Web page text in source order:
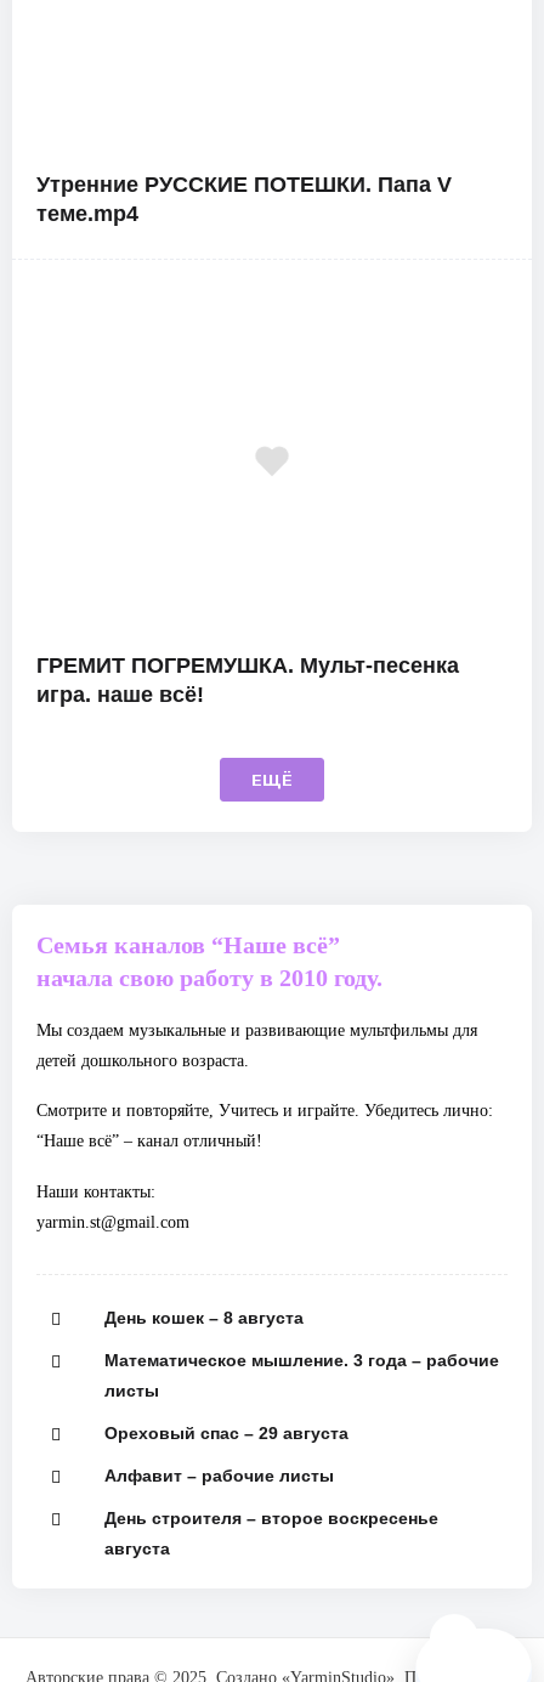
Утренние РУССКИЕ ПОТЕШКИ. Папа V
теме.mp4
ГРЕМИТ ПОГРЕМУШКА. Мульт-песенка
игра. наше всё!
ЕЩЁ
Семья каналов “Наше всё”
начала свою работу в 2010 году.
Мы создаем музыкальные и развивающие мультфильмы для
детей дошкольного возраста.
Смотрите и повторяйте, Учитесь и играйте. Убедитесь лично:
“Наше всё” – канал отличный!
Наши контакты:
yarmin.st@gmail.com
День кошек – 8 августа
Математическое мышление. 3 года – рабочие
листы
Ореховый спас – 29 августа
Алфавит – рабочие листы
День строителя – второе воскресенье
августа
Авторские права © 2025. Создано «YarminStudio». При поддержке